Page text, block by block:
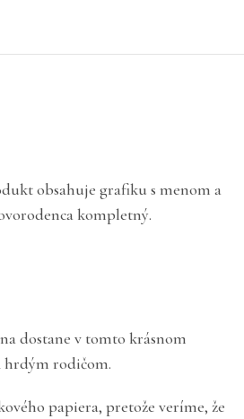
obsahuje grafiku s menom a
kompletný.
dostane v tomto krásnom
hrdým rodičom.
papiera, pretože veríme, že